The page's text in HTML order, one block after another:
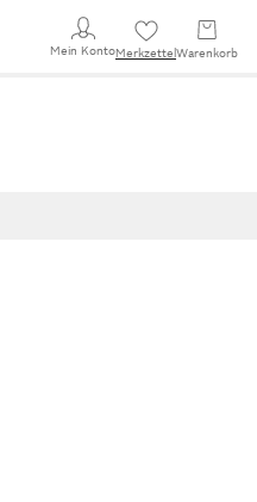
Mein KontoMerkzettel Warenkorb